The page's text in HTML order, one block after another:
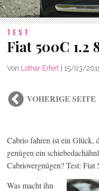
TEST
Fiat 500C 1.2
Von Lothar Erfert 15/03/
VOHERIGE SEITE
Cabrio fahren ist ein Glück,
genügen ein
Cabriovergnügen? Test: Fiat
Was macht ihn